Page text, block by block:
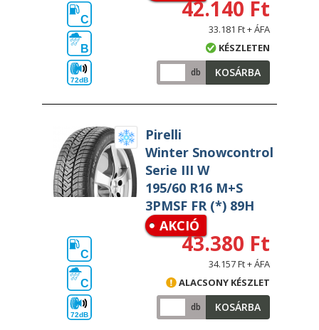
C
B
72dB
42.140 Ft
33.181 Ft + ÁFA
KÉSZLETEN
db KOSÁRBA
Pirelli
Winter Snowcontrol
Serie III W
195/60 R16 M+S
3PMSF FR (*) 89H
AKCIÓ
C
C
72dB
43.380 Ft
34.157 Ft + ÁFA
ALACSONY KÉSZLET
db KOSÁRBA